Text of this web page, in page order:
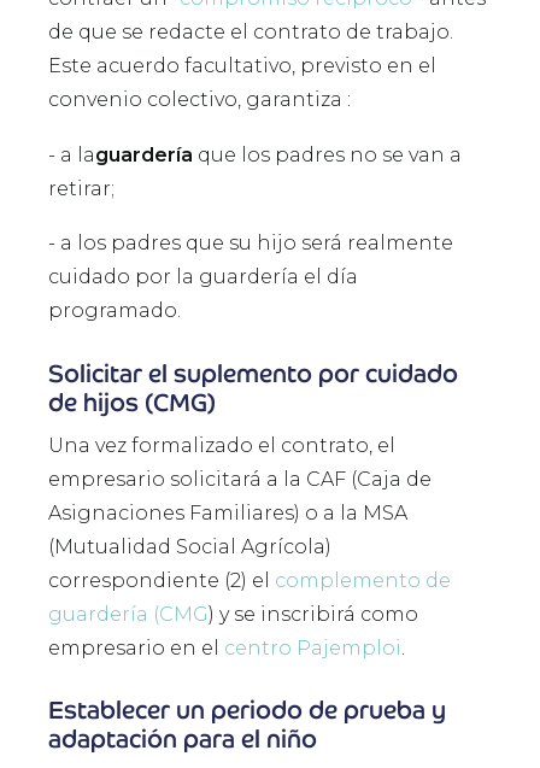
de que se redacte el contrato de trabajo.
Este acuerdo facultativo, previsto en el
convenio colectivo, garantiza :
- a laguardería que los padres no se van a
retirar;
- a los padres que su hijo será realmente
cuidado por la guardería el día
programado.
Solicitar el suplemento por cuidado
de hijos (CMG)
Una vez formalizado el contrato, el
empresario solicitará a la CAF (Caja de
Asignaciones Familiares) o a la MSA
(Mutualidad Social Agrícola)
correspondiente (2) el complemento de
guardería (CMG) y se inscribirá como
empresario en el centro Pajemploi
Establecer un periodo de prueba y
adaptación para el niño